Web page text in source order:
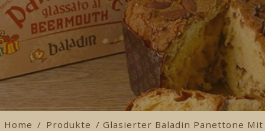
Home / Produkte / Glasierter Baladin Panettone Mit